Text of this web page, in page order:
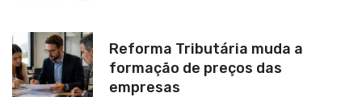
Reforma Tributária muda a
formação de preços das
empresas